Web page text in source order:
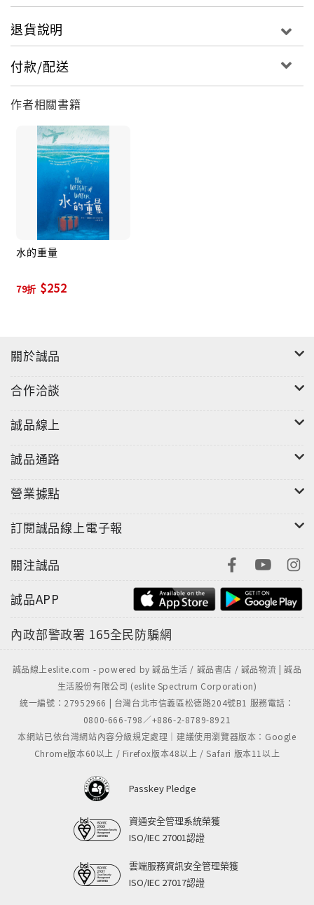
退貨說明
付款/配送
作者相關書籍
水的重量
79折 $252
關於誠品
合作洽談
誠品線上
誠品通路
營業據點
訂閱誠品線上電子報
關注誠品
誠品APP
內政部警政署 165全民防騙網
誠品線上eslite.com - powered by 誠品生活 / 誠品書店 / 誠品物流 | 誠品
生活股份有限公司 (eslite Spectrum Corporation)
統一編號：27952966 | 台灣台北市信義區松德路204號B1 服務電話：
0800-666-798／+886-2-8789-8921
本網站已依台灣網站內容分級規定處理｜建議使用瀏覽器版本：Google
Chrome版本60以上 / Firefox版本48以上 / Safari 版本11以上
Passkey Pledge
資通安全管理系統榮獲
ISO/IEC 27001認證
雲端服務資訊安全管理榮獲
ISO/IEC 27017認證